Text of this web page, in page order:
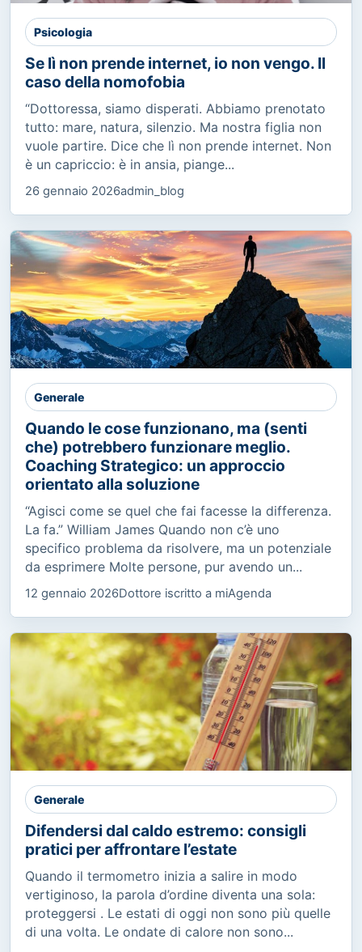
Psicologia
Se lì non prende internet, io non vengo. Il
caso della nomofobia
“Dottoressa, siamo disperati. Abbiamo prenotato
tutto: mare, natura, silenzio. Ma nostra figlia non
vuole partire. Dice che lì non prende internet. Non
è un capriccio: è in ansia, piange...
26 gennaio 2026admin_blog
Generale
Quando le cose funzionano, ma (senti
che) potrebbero funzionare meglio.
Coaching Strategico: un approccio
orientato alla soluzione
“Agisci come se quel che fai facesse la differenza.
La fa.” William James Quando non c’è uno
specifico problema da risolvere, ma un potenziale
da esprimere Molte persone, pur avendo un...
12 gennaio 2026Dottore iscritto a miAgenda
Generale
Difendersi dal caldo estremo: consigli
pratici per affrontare l’estate
Quando il termometro inizia a salire in modo
vertiginoso, la parola d’ordine diventa una sola:
proteggersi . Le estati di oggi non sono più quelle
di una volta. Le ondate di calore non sono...